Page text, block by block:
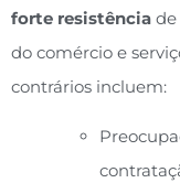
forte resistência de
do comércio e
contrários incluem: